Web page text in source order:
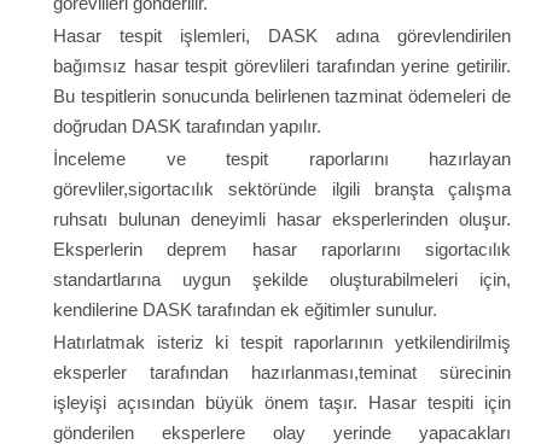
Hasar tespit işlemleri, DASK adına görevlendirilen
bağımsız hasar tespit görevlileri tarafından yerine getirilir.
Bu tespitlerin sonucunda belirlenen tazminat ödemeleri de
doğrudan DASK tarafından yapılır.
İnceleme ve tespit raporlarını hazırlayan
görevliler,sigortacılık sektöründe ilgili branşta çalışma
ruhsatı bulunan deneyimli hasar eksperlerinden oluşur.
Eksperlerin deprem hasar raporlarını sigortacılık
standartlarına uygun şekilde oluşturabilmeleri için,
kendilerine DASK tarafından ek eğitimler sunulur.
Hatırlatmak isteriz ki tespit raporlarının yetkilendirilmiş
eksperler tarafından hazırlanması,teminat sürecinin
işleyişi açısından büyük önem taşır. Hasar tespiti için
gönderilen eksperlere olay yerinde yapacakları